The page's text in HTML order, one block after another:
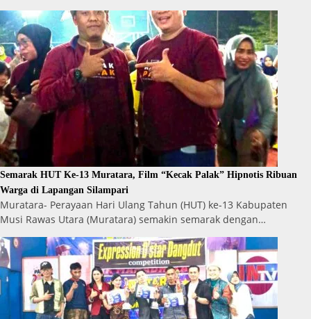
Semarak HUT Ke-13 Muratara, Film “Kecak Palak” Hipnotis Ribuan
Warga di Lapangan Silampari
Muratara- Perayaan Hari Ulang Tahun (HUT) ke-13 Kabupaten
Musi Rawas Utara (Muratara) semakin semarak dengan…